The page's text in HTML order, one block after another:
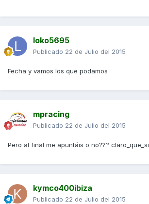
loko5695
Publicado 22 de Julio del 2015
Fecha y vamos los que podamos
mpracing
Publicado 22 de Julio del 2015
Pero al final me apuntáis o no??? claro_que_si
kymco400ibiza
Publicado 22 de Julio del 2015